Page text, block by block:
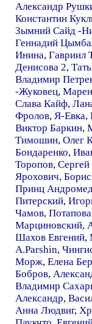
Александр
Константин
Зымний Сайд -
Геннадий
Инина, Гавриил
Денисова 2,
Владимир
-Жуковец, Марен
Слава Кайф,
Фролов, Я-Евка,
Виктор Баркин,
Тимошин, Олег
Бондаренко,
Торопов,
Ярохович,
Принц
Питерский,
Чамов,
Марциновский,
Шахов Евгений,
A.Parshin,
Морж, Елена
Бобров,
Владимир
Александр,
Анна Людвиг,